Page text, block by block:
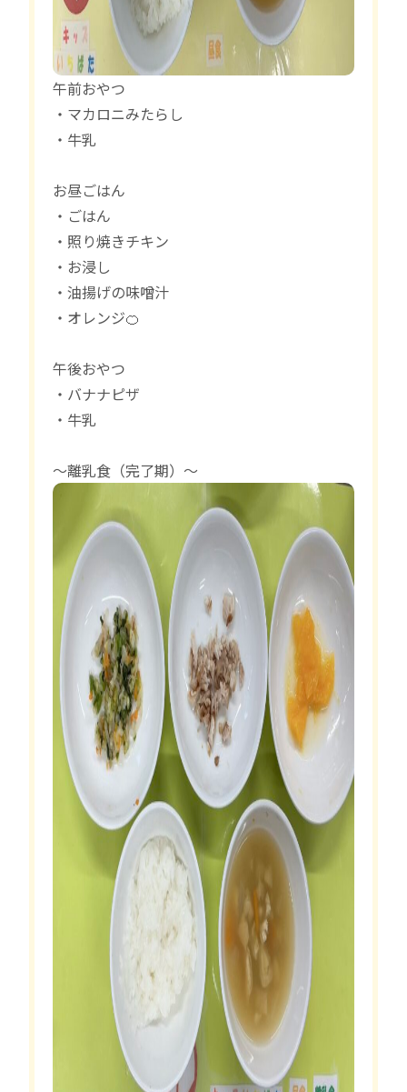
午前おやつ
・マカロニみたらし
・牛乳
お昼ごはん
・ごはん
・照り焼きチキン
・お浸し
・油揚げの味噌汁
・オレンジ🍊
午後おやつ
・バナナピザ
・牛乳
〜離乳食（完了期）〜